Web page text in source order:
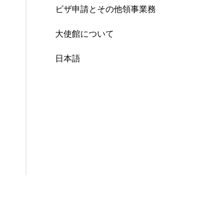
ビザ申請とその他領事業務
大使館について
日本語